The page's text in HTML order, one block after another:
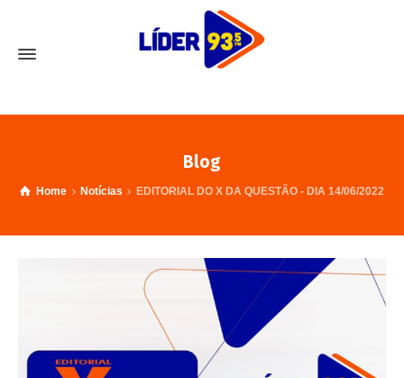
Blog
Home Notícias EDITORIAL DO X DA QUESTÃO - DIA 14/06/2022